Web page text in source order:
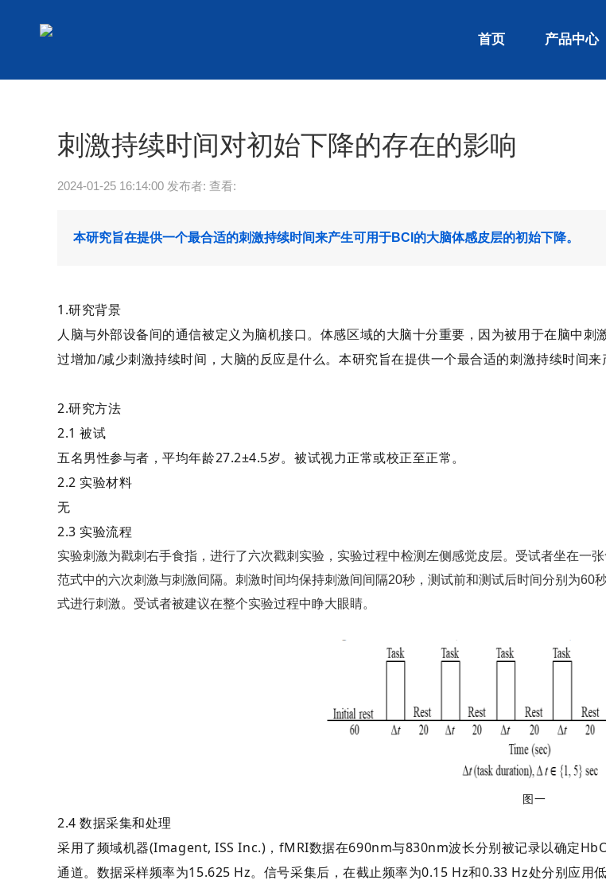
首页 产品中心
刺激持续时间对初始下降的存在的影响
2024-01-25 16:14:00 发布者: 查看:
本研究旨在提供一个最合适的刺激持续时间来产生可用于BCI的大脑体感皮层的初始下降。
1.研究背景
人脑与外部设备间的通信被定义为脑机接口。体感区域的大脑十分重要，因为被用于在脑中
过增加/减少刺激持续时间，大脑的反应是什么。本研究旨在提供一个最合适的刺激持续时间来
2.研究方法
2.1 被试
五名男性参与者，平均年龄27.2±4.5岁。被试视力正常或校正至正常。
2.2 实验材料
无
2.3 实验流程
实验刺激为戳刺右手食指，进行了六次戳刺实验，实验过程中检测左侧感觉皮层。受试者坐在一
范式中的六次刺激与刺激间隔。刺激时间均保持刺激间间隔20秒，测试前和测试后时间分别为
式进行刺激。受试者被建议在整个实验过程中睁大眼睛。
图一
2.4 数据采集和处理
采用了频域机器(Imagent, ISS Inc.)，fMRI数据在690nm与830nm波长分别被记录以确定
通道。数据采样频率为15.625 Hz。信号采集后，在截止频率为0.15 Hz和0.33 Hz处分别应用低